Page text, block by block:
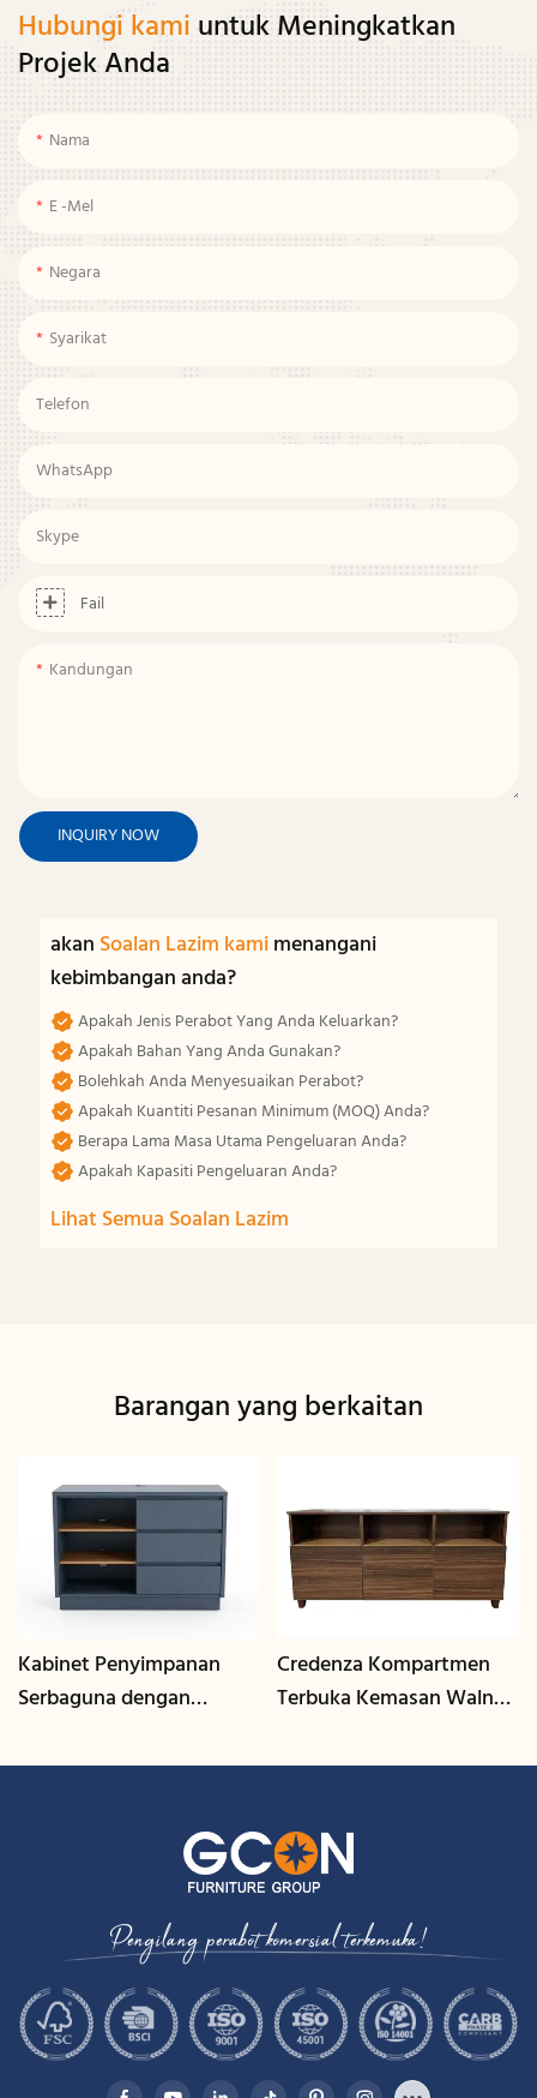
Hubungi kami untuk Meningkatkan
Projek Anda
Nama
E -mel
Negara
Syarikat
Telefon
WhatsApp
Skype
Fail
Kandungan
INQUIRY NOW
akan Soalan Lazim kamimenangani
kebimbangan anda?
Apakah Jenis Perabot Yang Anda Keluarkan?
Apakah Bahan Yang Anda Gunakan?
Bolehkah Anda Menyesuaikan Perabot?
Apakah Kuantiti Pesanan Minimum (MOQ) Anda?
Berapa Lama Masa Utama Pengeluaran Anda?
Apakah Kapasiti Pengeluaran Anda?
Lihat Semua Soalan Lazim
Barangan yang berkaitan
Kabinet Penyimpanan
Serbaguna dengan
25-L - GCON
Credenza Kompartmen
Terbuka Kemasan Walnut
Pengilang perabot komersial terkemuka!